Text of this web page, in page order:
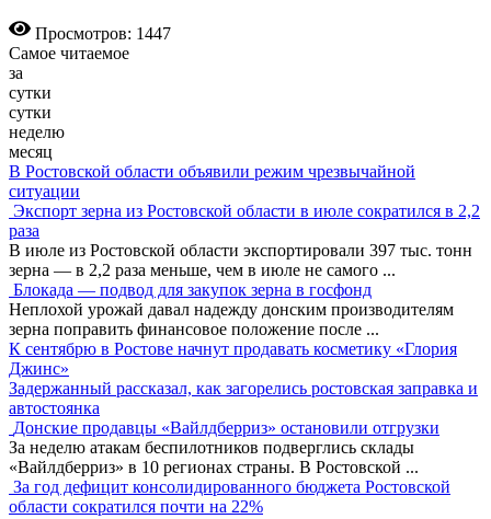
Просмотров: 1447
Самое читаемое
за
сутки
сутки
неделю
месяц
В Ростовской области объявили режим чрезвычайной
ситуации
Экспорт зерна из Ростовской области в июле сократился в 2,2
раза
В июле из Ростовской области экспортировали 397 тыс. тонн
зерна — в 2,2 раза меньше, чем в июле не самого ...
Блокада — подвод для закупок зерна в госфонд
Неплохой урожай давал надежду донским производителям
зерна поправить финансовое положение после ...
К сентябрю в Ростове начнут продавать косметику «Глория
Джинс»
Задержанный рассказал, как загорелись ростовская заправка и
автостоянка
Донские продавцы «Вайлдберриз» остановили отгрузки
За неделю атакам беспилотников подверглись склады
«Вайлдберриз» в 10 регионах страны. В Ростовской ...
За год дефицит консолидированного бюджета Ростовской
области сократился почти на 22%